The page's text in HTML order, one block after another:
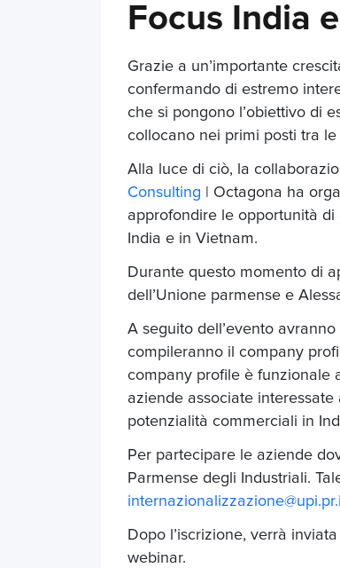
Focus India
Grazie a un’importante
confermando di estremo
che si pongono l’obiettivo di
collocano nei primi posti tra
Alla luce di ciò, la
Consulting | Octagona ha
approfondire le opportunità di
India e in Vietnam.
Durante questo momento di
dell’Unione parmense e
A seguito dell’evento
compileranno il company
company profile è funzionale
aziende associate
potenzialità commerciali in
Per partecipare le aziende
Parmense degli Industriali.
Dopo l’iscrizione, verrà
webinar.